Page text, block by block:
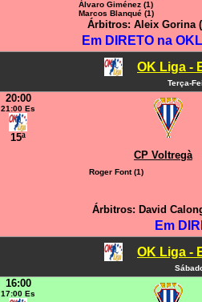
Álvaro Giménez (1)
Marcos Blanqué (1)
Árbitros: Aleix Gorina
Em DIRETO na
OK Liga -
Terça-
20:00
21:00 Es
15ª
CP Voltregà
Roger Font (1)
Árbitros: David
Em
OK Liga -
16:00
17:00 Es